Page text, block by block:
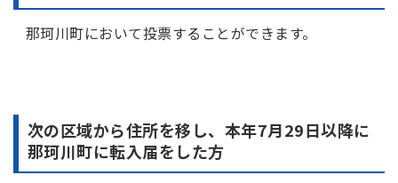
那珂川町において投票することができます。
次の区域から住所を移し、本年7月29日以降に
那珂川町に転入届をした方